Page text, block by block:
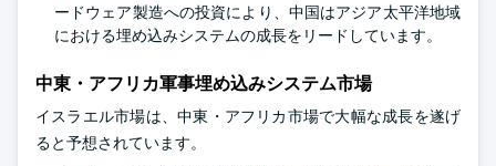
ードウェア製造への投資により、中国はアジア太平洋地域
における埋め込みシステムの成長をリードしています。
中東・アフリカ軍事埋め込みシステム市場
イスラエル市場は、中東・アフリカ市場で大幅な成長を遂げ
ると予想されています。